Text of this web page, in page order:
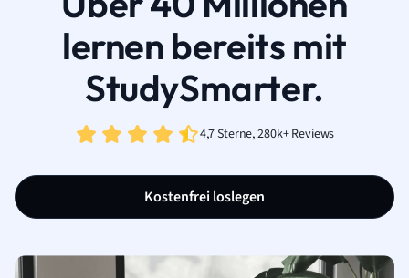
lernen bereits mit
StudySmarter.
4,7 Sterne, 280k+ Reviews
Kostenfrei loslegen